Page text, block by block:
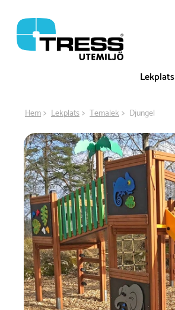
Lekplats
Hem Lekplats Temalek Djungel